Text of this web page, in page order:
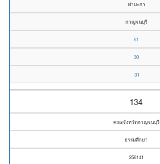
ท่ามะกา
กาญจนบุรี
61
30
31
134
คณะจังหวัดกาญจนบุรี
ธรรมศึกษา
258141